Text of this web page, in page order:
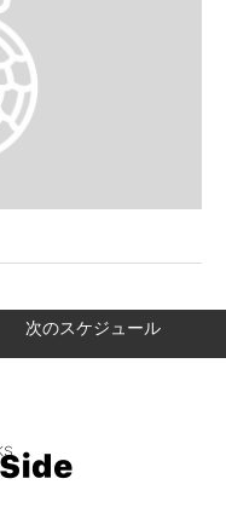
次のスケジュール